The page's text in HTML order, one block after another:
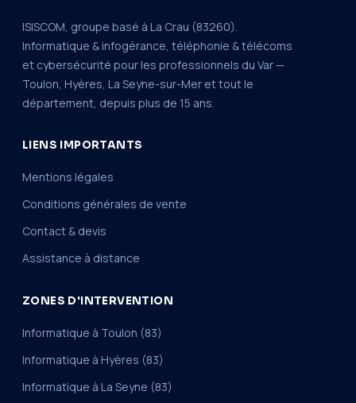
ISISCOM, groupe basé à La Crau (83260).
Informatique & infogérance, téléphonie & télécoms
et cybersécurité pour les professionnels du Var —
Toulon, Hyères, La Seyne-sur-Mer et tout le
département, depuis plus de 15 ans.
LIENS IMPORTANTS
Mentions légales
Conditions générales de vente
Contact & devis
Assistance à distance
ZONES D'INTERVENTION
Informatique à Toulon (83)
Informatique à Hyères (83)
Informatique à La Seyne (83)